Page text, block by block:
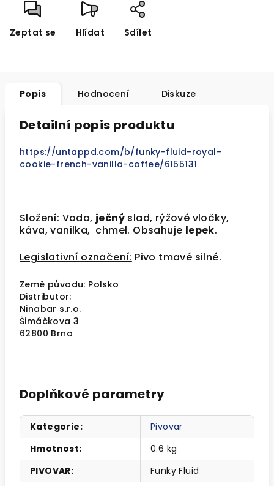
Zeptat se Hlídat Sdílet
Popis Hodnocení Diskuze
Detailní popis produktu
https://untappd.com/b/funky-fluid-royal-
cookie-french-vanilla-coffee/6155131
Složení: Voda, ječný slad, rýžové vločky,
káva, vanilka, chmel. Obsahuje lepek.
Legislativní označení: Pivo tmavé silné.
Země původu: Polsko
Distributor:
Ninabar s.r.o.
Šimáčkova 3
62800 Brno
Doplňkové parametry
Kategorie:
Pivovar
Hmotnost:
0.6 kg
PIVOVAR:
Funky Fluid